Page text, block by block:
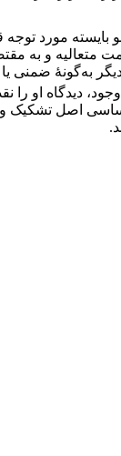
مورد
و به
به‌گونۀ ضمنی
دیدگاه او را
اصل تشکیک